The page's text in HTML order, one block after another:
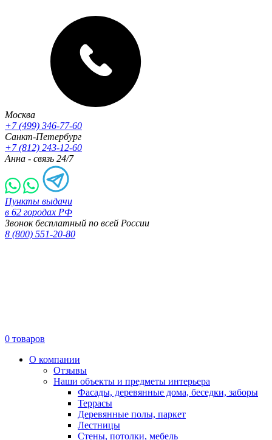
Москва
+7 (499) 346-77-60
Санкт-Петербург
+7 (812) 243-12-60
Анна - связь 24/7
Пункты выдачи
в 62 городах РФ
Звонок бесплатный по всей России
8 (800) 551-20-80
0 товаров
О компании
Отзывы
Наши объекты и предметы интерьера
Фасады, деревянные дома, беседки, заборы
Террасы
Деревянные полы, паркет
Лестницы
Стены, потолки, мебель